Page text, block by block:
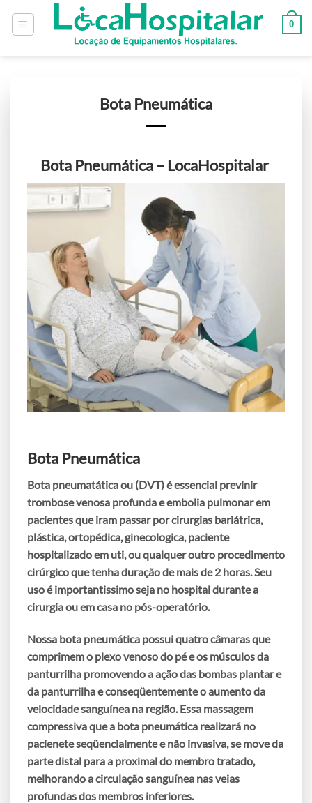
0
Bota Pneumática
Bota Pneumática – LocaHospitalar
Bota Pneumática
Bota pneumatática ou (DVT)é essencial previnir
trombose venosa profunda e embolia pulmonar em
pacientes que iram passar por cirurgias bariátrica,
plástica, ortopédica, ginecologica, paciente
hospitalizado em uti, ou qualquer outro procedimento
cirúrgico que tenha duração de mais de 2 horas. Seu
uso é importantissimo seja no hospital durante a
cirurgia ou em casa no pós-operatório.
Nossa bota pneumática possui quatro câmaras que
comprimem o plexo venoso do pé e os músculos da
panturrilha promovendo a ação das bombas plantar e
da panturrilha e conseqüentemente o aumento da
velocidade sanguínea na região. Essa massagem
compressiva que a bota pneumática realizará no
pacienete seqüencialmente e não invasiva, se move da
parte distal para a proximal do membro tratado,
melhorando a circulação sanguínea nas veias
profundas dos membros inferiores.